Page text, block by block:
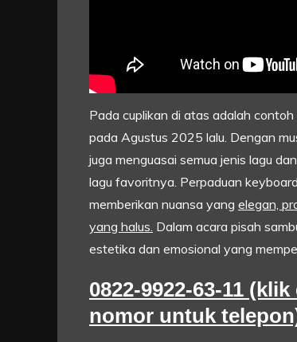
Pada cuplikan di atas adalah
pada Agustus 2025 lalu. Dengan
juga menguasai semua jenis lagu
lagu favoritnya. Perpaduan
memberikan nuansa yang elegan,
yang halus. Dalam acara pisah
estetika dan emosional yang
0822-9922-63-11
nomor untuk